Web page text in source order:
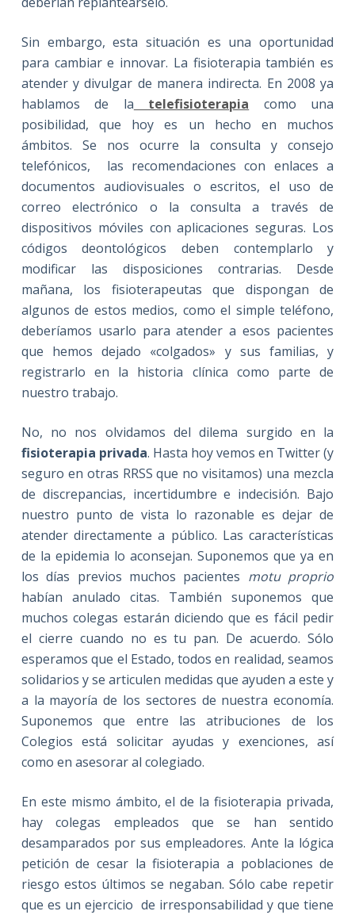
Sin embargo, esta situación es una oportunidad
para cambiar e innovar. La fisioterapia también es
atender y divulgar de manera indirecta. En 2008 ya
hablamos de la telefisioterapia como una
posibilidad, que hoy es un hecho en muchos
ámbitos. Se nos ocurre la consulta y consejo
telefónicos, las recomendaciones con enlaces a
documentos audiovisuales o escritos, el uso de
correo electrónico o la consulta a través de
dispositivos móviles con aplicaciones seguras. Los
códigos deontológicos deben contemplarlo y
modificar las disposiciones contrarias. Desde
mañana, los fisioterapeutas que dispongan de
algunos de estos medios, como el simple teléfono,
deberíamos usarlo para atender a esos pacientes
que hemos dejado «colgados» y sus familias, y
registrarlo en la historia clínica como parte de
nuestro trabajo.
No, no nos olvidamos del dilema surgido en la
fisioterapia privada. Hasta hoy vemos en Twitter (y
seguro en otras RRSS que no visitamos) una mezcla
de discrepancias, incertidumbre e indecisión. Bajo
nuestro punto de vista lo razonable es dejar de
atender directamente a público. Las características
de la epidemia lo aconsejan. Suponemos que ya en
los días previos muchos pacientes motu proprio
habían anulado citas. También suponemos que
muchos colegas estarán diciendo que es fácil pedir
el cierre cuando no es tu pan. De acuerdo. Sólo
esperamos que el Estado, todos en realidad, seamos
solidarios y se articulen medidas que ayuden a este y
a la mayoría de los sectores de nuestra economía.
Suponemos que entre las atribuciones de los
Colegios está solicitar ayudas y exenciones, así
como en asesorar al colegiado.
En este mismo ámbito, el de la fisioterapia privada,
hay colegas empleados que se han sentido
desamparados por sus empleadores. Ante la lógica
petición de cesar la fisioterapia a poblaciones de
riesgo estos últimos se negaban. Sólo cabe repetir
que es un ejercicio de irresponsabilidad y que tiene